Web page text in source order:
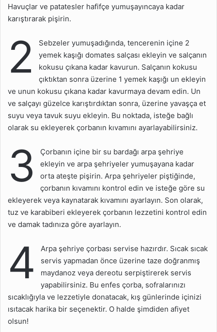
Havuçlar ve patatesler hafifçe yumuşayıncaya kadar
karıştırarak pişirin.
2
Sebzeler yumuşadığında, tencerenin içine 2
yemek kaşığı domates salçası ekleyin ve salçanın
kokusu çıkana kadar kavurun. Salçanın kokusu
çıktıktan sonra üzerine 1 yemek kaşığı un ekleyin
ve unun kokusu çıkana kadar kavurmaya devam edin. Un
ve salçayı güzelce karıştırdıktan sonra, üzerine yavaşça et
suyu veya tavuk suyu ekleyin. Bu noktada, isteğe bağlı
olarak su ekleyerek çorbanın kıvamını ayarlayabilirsiniz.
3
Çorbanın içine bir su bardağı arpa şehriye
ekleyin ve arpa şehriyeler yumuşayana kadar
orta ateşte pişirin. Arpa şehriyeler piştiğinde,
çorbanın kıvamını kontrol edin ve isteğe göre su
ekleyerek veya kaynatarak kıvamını ayarlayın. Son olarak,
tuz ve karabiberi ekleyerek çorbanın lezzetini kontrol edin
ve damak tadınıza göre ayarlayın.
4
Arpa şehriye çorbası servise hazırdır. Sıcak sıcak
servis yapmadan önce üzerine taze doğranmış
maydanoz veya dereotu serpiştirerek servis
yapabilirsiniz. Bu enfes çorba, sofralarınızı
sıcaklığıyla ve lezzetiyle donatacak, kış günlerinde içinizi
ısıtacak harika bir seçenektir. O halde şimdiden afiyet
olsun!